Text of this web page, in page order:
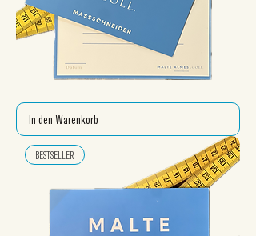
In den Warenkorb
BESTSELLER